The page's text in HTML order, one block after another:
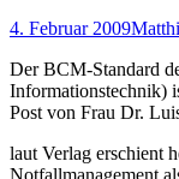
4. Februar 2009
Der BCM-Standard
Informationstechnik)
Post von Frau Dr.
laut Verlag erschient